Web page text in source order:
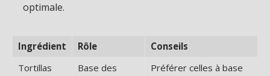
optimale.
Ingrédient Rôle
Conseils
Tortillas
Base des
Préférer celles à base